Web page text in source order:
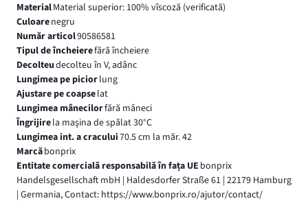
MaterialMaterial superior: 100% vîscoză (verificată)
Culoarenegru
Număr articol90586581
Tipul de încheierefără încheiere
Decolteudecolteu în V, adânc
Lungimea pe piciorlung
Ajustare pe coapselat
Lungimea mânecilorfără mâneci
Îngrijirela maşina de spălat 30°C
Lungimea int. a cracului70.5 cm la măr. 42
Marcăbonprix
Entitate comercială responsabilă în fața UE bonprix
Handelsgesellschaft mbH | Haldesdorfer Straße 61 | 22179 Hamburg
| Germania, Contact: https://www.bonprix.ro/ajutor/contact/